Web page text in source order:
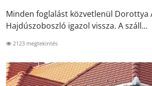
Minden foglalást közvetlenül Dorottya
Hajdúszoboszló igazol vissza. A száll...
2123 megtekintés